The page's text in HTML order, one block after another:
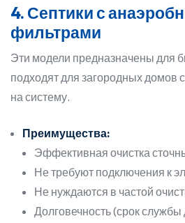
4. Септики с
фильтрами
Эти модели предназначены для
подходят для загородных домов
на систему.
Преимущества:
Эффективная очистка
Не требуют подключения к
Не нуждаются в частой
Долговечность (срок службы